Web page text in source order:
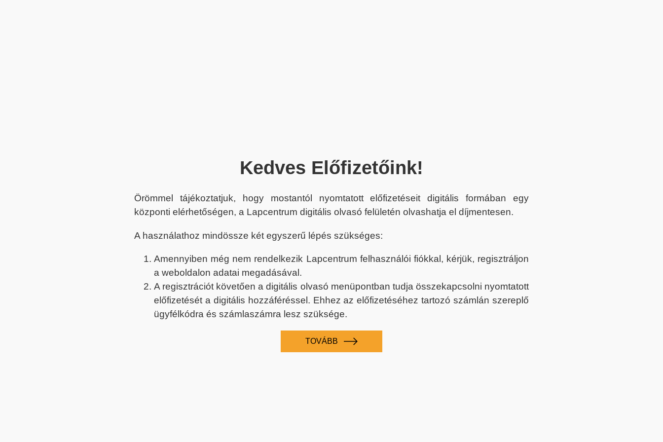
Kedves Előfizetőink!
Örömmel tájékoztatjuk, hogy mostantól nyomtatott előfizetéseit digitális formában egy
központi elérhetőségen, a Lapcentrum digitális olvasó felületén olvashatja el díjmentesen.
A használathoz mindössze két egyszerű lépés szükséges:
Amennyiben még nem rendelkezik Lapcentrum felhasználói fiókkal, kérjük, regisztráljon
a weboldalon adatai megadásával.
A regisztrációt követően a digitális olvasó menüpontban tudja összekapcsolni nyomtatott
előfizetését a digitális hozzáféréssel. Ehhez az előfizetéséhez tartozó számlán szereplő
ügyfélkódra és számlaszámra lesz szüksége.
TOVÁBB